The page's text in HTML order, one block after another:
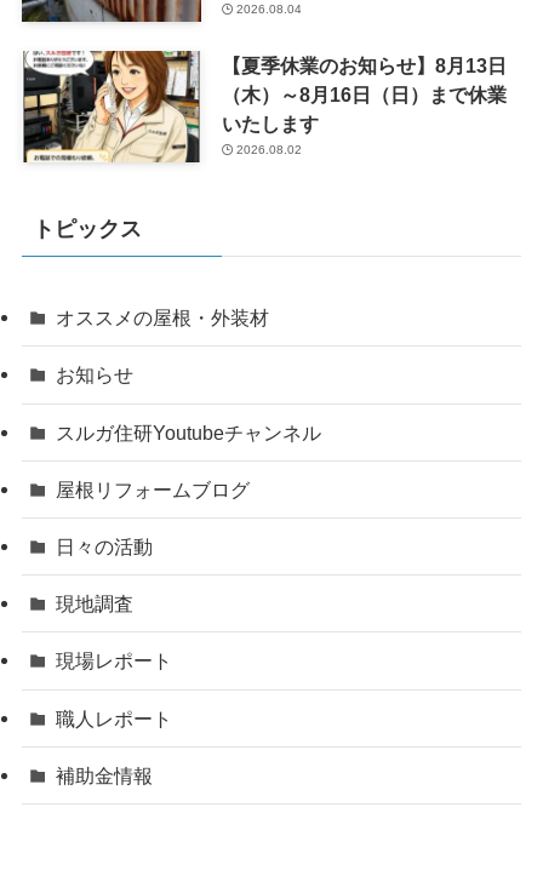
2026.08.04
【夏季休業のお知らせ】8月13日
（木）～8月16日（日）まで休業
いたします
2026.08.02
トピックス
オススメの屋根・外装材
お知らせ
スルガ住研Youtubeチャンネル
屋根リフォームブログ
日々の活動
現地調査
現場レポート
職人レポート
補助金情報